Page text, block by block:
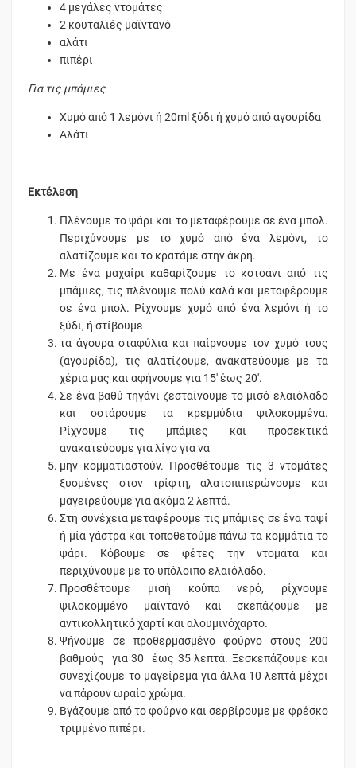
4 μεγάλες ντομάτες
2 κουταλιές μαϊντανό
αλάτι
πιπέρι
Για τις μπάμιες
Χυμό από 1 λεμόνι ή 20ml ξύδι ή χυμό από αγουρίδα
Αλάτι
Εκτέλεση
Πλένουμε το ψάρι και το μεταφέρουμε σε ένα μπολ.
Περιχύνουμε με το χυμό από ένα λεμόνι, το
αλατίζουμε και το κρατάμε στην άκρη.
Με ένα μαχαίρι καθαρίζουμε το κοτσάνι από τις
μπάμιες, τις πλένουμε πολύ καλά και μεταφέρουμε
σε ένα μπολ. Ρίχνουμε χυμό από ένα λεμόνι ή το
ξύδι, ή στίβουμε
τα άγουρα σταφύλια και παίρνουμε τον χυμό τους
(αγουρίδα), τις αλατίζουμε, ανακατεύουμε με τα
χέρια μας και αφήνουμε για 15' έως 20'.
Σε ένα βαθύ τηγάνι ζεσταίνουμε το μισό ελαιόλαδο
και σοτάρουμε τα κρεμμύδια ψιλοκομμένα.
Ρίχνουμε τις μπάμιες και προσεκτικά
ανακατεύουμε για λίγο για να
μην κομματιαστούν. Προσθέτουμε τις 3 ντομάτες
ξυσμένες στον τρίφτη, αλατοπιπερώνουμε και
μαγειρεύουμε για ακόμα 2 λεπτά.
Στη συνέχεια μεταφέρουμε τις μπάμιες σε ένα ταψί
ή μία γάστρα και τοποθετούμε πάνω τα κομμάτια το
ψάρι. Κόβουμε σε φέτες την ντομάτα και
περιχύνουμε με το υπόλοιπο ελαιόλαδο.
Προσθέτουμε μισή κούπα νερό, ρίχνουμε
ψιλοκομμένο μαϊντανό και σκεπάζουμε με
αντικολλητικό χαρτί και αλουμινόχαρτο.
Ψήνουμε σε προθερμασμένο φούρνο στους 200
βαθμούς για 30 έως 35 λεπτά. Ξεσκεπάζουμε και
συνεχίζουμε το μαγείρεμα για άλλα 10 λεπτά μέχρι
να πάρουν ωραίο χρώμα.
Βγάζουμε από το φούρνο και σερβίρουμε με φρέσκο
τριμμένο πιπέρι.